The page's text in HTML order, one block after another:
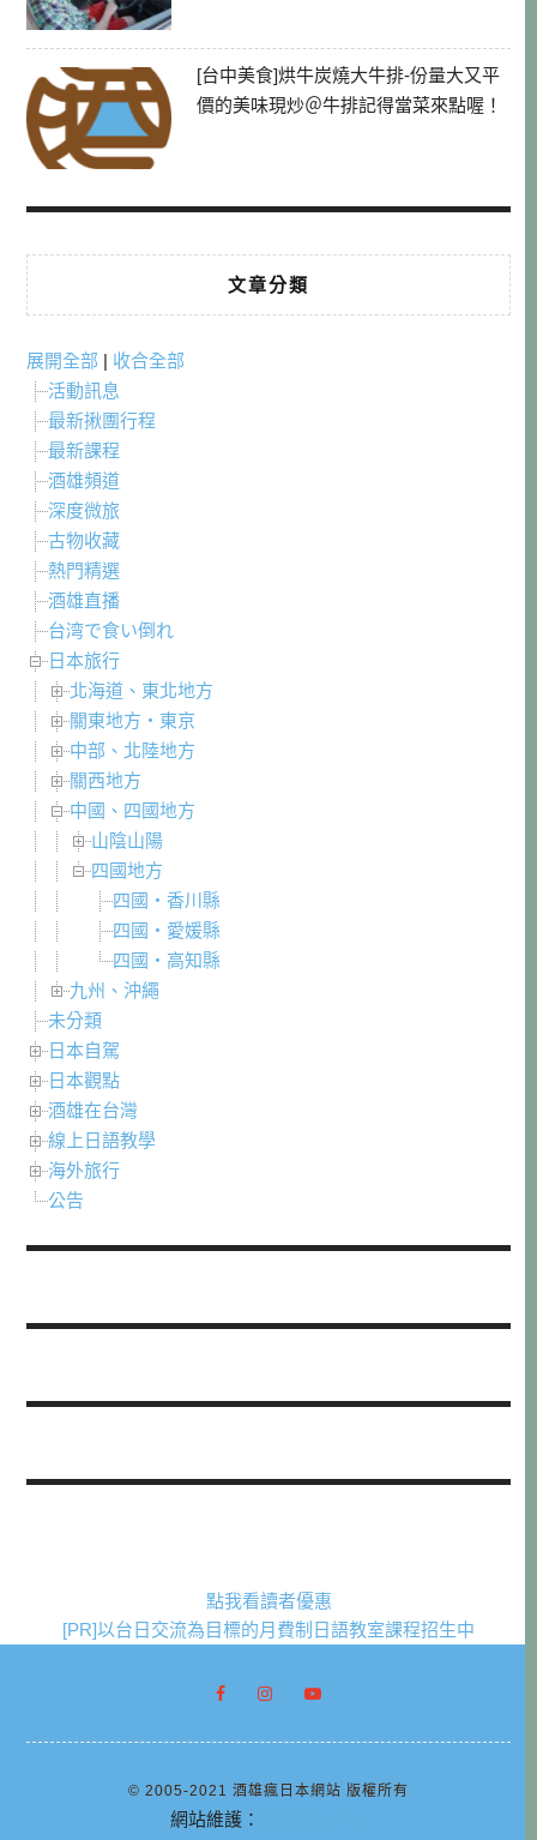
[台中美食]烘牛炭燒大牛排-份量大又平
價的美味現炒＠牛排記得當菜來點喔！
文章分類
展開全部 | 收合全部
活動訊息
最新揪團行程
最新課程
酒雄頻道
深度微旅
古物收藏
熱門精選
酒雄直播
台湾で食い倒れ
日本旅行
北海道、東北地方
關東地方・東京
中部、北陸地方
關西地方
中國、四國地方
山陰山陽
四國地方
四國・香川縣
四國・愛媛縣
四國・高知縣
九州、沖繩
未分類
日本自駕
日本觀點
酒雄在台灣
線上日語教學
海外旅行
公告
點我看讀者優惠
[PR]以台日交流為目標的月費制日語教室課程招生中
© 2005-2021 酒雄瘋日本網站 版權所有
網站維護：